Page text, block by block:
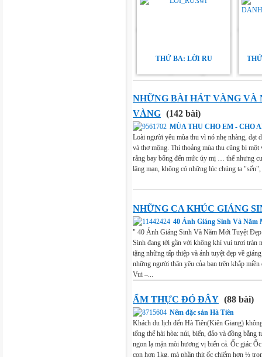
THỨ BA: LỜI RU
NHỮNG BÀI HÁT VÀNG VÀ
VÀNG (142 bài)
MÙA THU CHO EM - CHO
Loài người yêu mùa thu vì nó nhẹ nhàng, dạt
và thơ mộng. Thi thoảng mùa thu cũng bị
rằng bay bổng đến mức ủy mị … thế nhưng
lãng mạn, không có những lúc chúng ta
NHỮNG CA KHÚC GIÁNG
40 Ảnh Giáng Sinh Và Năm
" 40 Ảnh Giáng Sinh Và Năm Mới Tuyệt
Sinh đang tới gần với không khí vui tươi tràn
tặng những tấp thiệp và ảnh tuyệt đẹp về
những người thân yêu của bạn trên khắp
Vui –...
ẨM THỰC ĐÓ ĐÂY (88 bài)
Nếm đặc sản Hà Tiên
Khách du lịch đến Hà Tiên(Kiên Giang)
tổng thể hài hòa: núi, biển, đảo và đồng bằng
ngon lạ mặn mòi hương vị biển cả. Ốc giác
con hơn 1kg, mà phần thịt ốc chiếm hơn ½